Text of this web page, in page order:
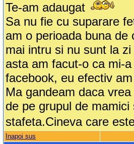
Te-am adaugat
Sa nu fie cu suparare
am o perioada buna de
mai intru si nu sunt la
asta am facut-o ca mi-
facebook, eu efectiv
Ma gandeam daca
de pe grupul de mamici
stafeta.Cineva care
Inapoi sus